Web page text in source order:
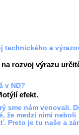
technického a
rozvoj výrazu
v ND?
efekt.
sme nám venovali.
že medzi nimi neboli
Preto je tu naše a